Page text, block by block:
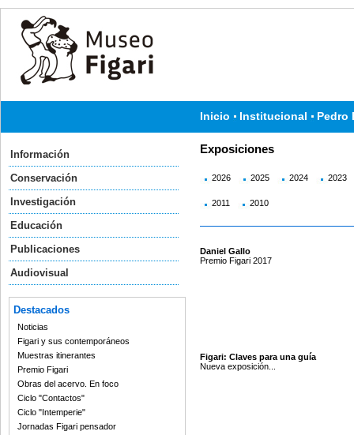
Inicio Institucional Pedro
Información
Conservación
Investigación
Educación
Publicaciones
Audiovisual
Destacados
Noticias
Figari y sus contemporáneos
Muestras itinerantes
Premio Figari
Obras del acervo. En foco
Ciclo "Contactos"
Ciclo "Intemperie"
Jornadas Figari pensador
Exposiciones
2026 2025 2024 2023
2011 2010
Daniel Gallo
Premio Figari 2017
Figari: Claves para una guía
Nueva exposición...